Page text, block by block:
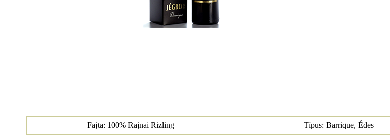
Fajta: 100% Rajnai Rizling Típus: Barrique, Édes